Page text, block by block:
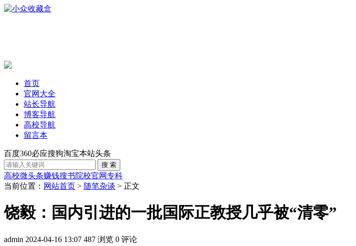
首页
官网大全
站长导航
博客导航
高校导航
留言本
百度360必应搜狗淘宝本站头条
高校微头条赚钱搜书院校官网专科
当前位置： 网站首页 > 随笔杂谈 > 正文
饶毅：国内引进的一批国际正教授几乎被“清零”
admin 2024-04-16 13:07 487 浏览 0 评论